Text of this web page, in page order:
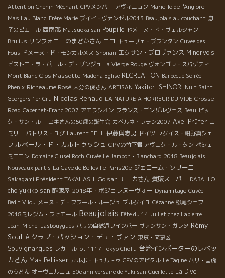
Attention Chenin Méchant CPVメンバー アヴィニョン Marie-lo de l'Anglore
Mas Lau Blanc Frère Marie プイイ・ヴァンゼル2013 Beaujolais au couchant 息
子のピエール 西南部 Matsuoka san Poupille ドメーヌ・ド・ヴェルシャン
Brulius サンフォニーのまどかさん ヨヨ キューヴェ・プランタン Cuvee des
Fous ドメーヌ・ド・モンカルメス Shonan エクサン・プロヴァンス Minervois
ビストロ・ラ・パール・デ・ザンジュ La Vierge Rouge ヴォンゴレ・スパゲティ
Mont Blanc Clos Massotte Madona Eglise RECREATION Barbecue Soirée
Phenix Richeaume Rosé 大分の俊さん ARTISAN Yakitori SHINORI Nuit Saint
Georgers 1er Cru Nicolas Renaud LA NATURE A HORREUR DU VIDE Crosse
Road Cabernet-Franc 2007 アエラシオン フランス・ゴンザルヴェス Beau ピッ
ク・サン・ルー ユキさんの50歳の誕生会 カベルネ・フラン2007 Axel Prüfer エ
ミリー パトリス・ユグ Laurent FELL 伊藤與志男 ドイツ ウグイス・紺野真シェ
フ ルペール・ド・カルトゥッシュ CPVの竹下君 アヴェク・ル・タン ペシェ
ミニヨン Domaine Clusel Roch Cuvée Le Jambon・Blanchard 2018 Beaujolais
Nouveaux partis La Cave de Belleville Paris20e ジェローム・ソリーニ
Sakagami Président TAKAHASHI Go san モニカさん 質販スーパー DABALLO
cho yukiko san 酢飯屋 2018年・ボジョレヌーヴォー Dynamitage Cuvée
Bedit Vilou メーヌ・デ・フラール・ルージュ ブルグイユ Cézanne 松尾シェフ
2018ミレジム・ラピエール Beaujolais Fête du 14 Juillet chez Lapierre
Jean-Michel Lasbouygues パリの自然派ワインバー ヴァンサン・ガレタ Rémy
Soulié クラブ・パッション・デュ・ヴァン 東京・文京区
Souvignargues レカール lot 1117 Tokyo Chofu 台湾インポーターのレベッ
カさん Mas Pellisser カルボ・キュルトゥ CPVのアビタル Le Tagine パリ・国虎
のうどん オーヴェルニュ 50e anniversaire de Yuki san Cueillette La Dive